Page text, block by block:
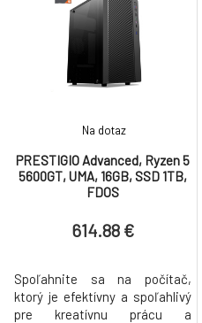
100 mm do 400 x 400 mm
Tenký výsuvný držiak udrží váš
televízor čo najbližšie k stene
len 2 palce alebo sa úplne
vysunie až na 20
PRESTIGIO Advanced, Ryzen 5
5600GT, UMA, 16GB, SSD 1TB,
FDOS
Na dotaz
614.88 €
Spoľahnite sa na počítač,
ktorý je efektívny a spoľahlivý
pre kreatívnu prácu a